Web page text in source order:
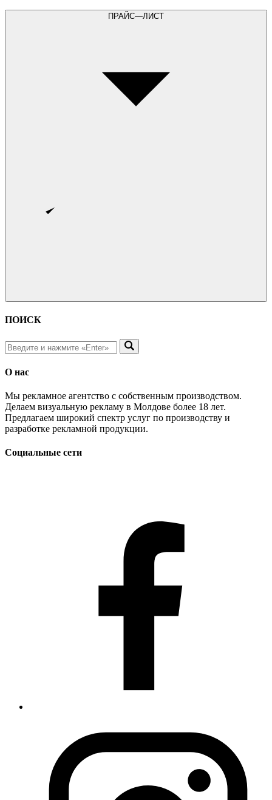
ПРАЙС—ЛИСТ
ПОИСК
О нас
Мы рекламное агентство с собственным производством.
Делаем визуальную рекламу в Молдове более 18 лет.
Предлагаем широкий спектр услуг по производству и
разработке рекламной продукции.
Социальные сети